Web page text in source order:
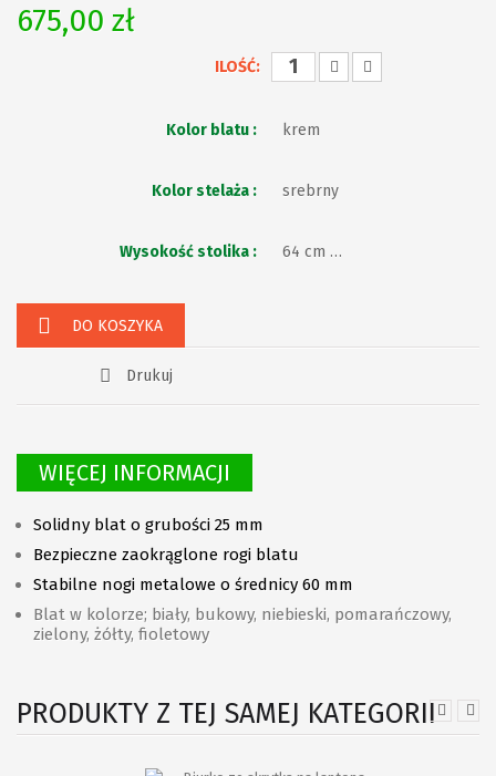
675,00 zł
ILOŚĆ:
Kolor blatu : krem
Kolor stelaża : srebrny
Wysokość stolika : 64 cm - Nr 4
DO KOSZYKA
Drukuj
WIĘCEJ INFORMACJI
Solidny blat o grubości 25 mm
Bezpieczne zaokrąglone rogi blatu
Stabilne nogi metalowe o średnicy 60 mm
Blat w kolorze; biały, bukowy, niebieski, pomarańczowy,
zielony, żółty, fioletowy
PRODUKTY Z TEJ SAMEJ KATEGORII